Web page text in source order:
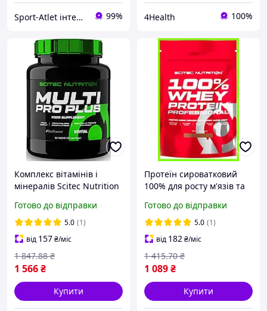
Sport-Atlet інтернет-магазин 99% 4Health 100%
Комплекс вітамінів і
мінералів Scitec Nutrition
Готово до відправки
5.0 (1)
від 157₴/міс
1 566₴
1 847.88 ₴
Купити
Протеїн сироватковий
100% для росту м'язів та
Nutrition 100% Whey
Protein Professional 500 г
солона карамель
Готово до відправки
5.0 (1)
від 182₴/міс
1 089₴
1 415.70 ₴
Купити